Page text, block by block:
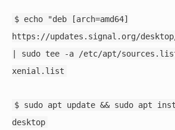
$ echo "deb [arch=amd64]
https://updates.signal.org/
| sudo tee -a /etc/apt/
xenial.list
$ sudo apt update && sudo apt
desktop